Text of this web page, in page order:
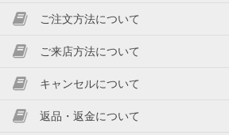
ご注文方法について
ご来店方法について
キャンセルについて
返品・返金について